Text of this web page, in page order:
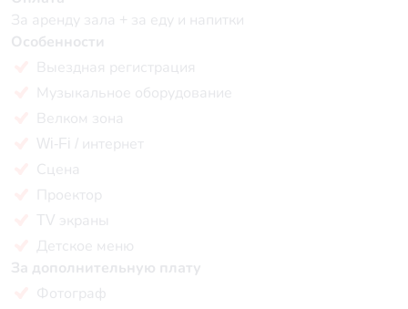
За аренду зала + за еду и напитки
Особенности
Выездная регистрация
Музыкальное оборудование
Велком зона
Wi-Fi / интернет
Сцена
Проектор
TV экраны
Детское меню
За дополнительную плату
Фотограф